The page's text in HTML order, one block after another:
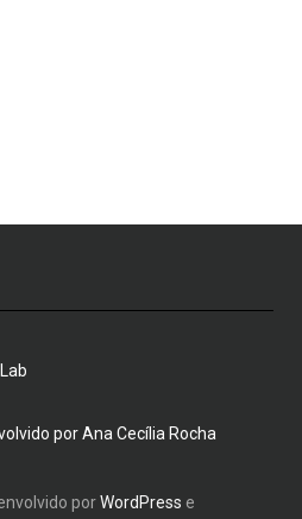
por Ana Cecília Rocha
porWordPress e